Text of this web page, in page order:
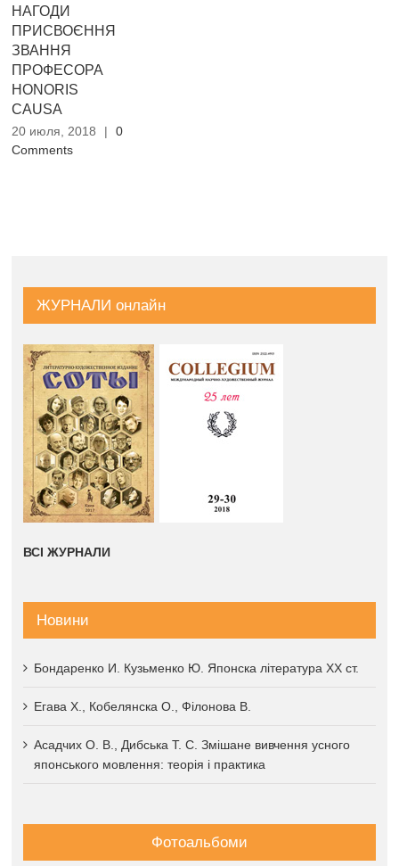
НАГОДИ
ПРИСВОЄННЯ
ЗВАННЯ
ПРОФЕСОРА
HONORIS
CAUSA
20 июля, 2018 |
0
Comments
ЖУРНАЛИ онлайн
ВСІ ЖУРНАЛИ
Новини
Бондаренко И. Кузьменко Ю. Японска література XX ст.
Егава Х., Кобелянска О., Філонова В.
Асадчих О. В., Дибська Т. С. Змішане вивчення усного
японського мовлення: теорія і практика
Фотоальбоми